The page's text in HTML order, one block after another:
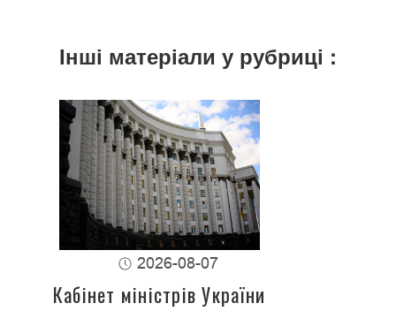
Інші матеріали у рубриці :
2026-08-07
Кабінет міністрів України